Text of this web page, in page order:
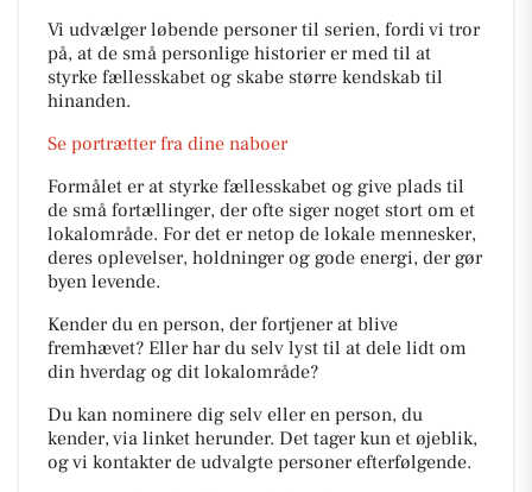
Vi udvælger løbende personer til serien, fordi vi tror
på, at de små personlige historier er med til at
styrke fællesskabet og skabe større kendskab til
hinanden.
Se portrætter fra dine naboer
Formålet er at styrke fællesskabet og give plads til
de små fortællinger, der ofte siger noget stort om et
lokalområde. For det er netop de lokale mennesker,
deres oplevelser, holdninger og gode energi, der gør
byen levende.
Kender du en person, der fortjener at blive
fremhævet? Eller har du selv lyst til at dele lidt om
din hverdag og dit lokalområde?
Du kan nominere dig selv eller en person, du
kender, via linket herunder. Det tager kun et øjeblik,
og vi kontakter de udvalgte personer efterfølgende.